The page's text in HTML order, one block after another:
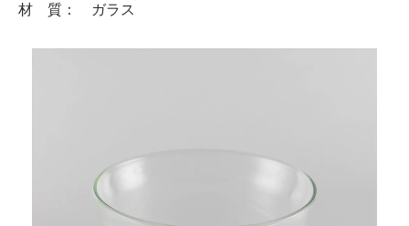
材 質： ガラス